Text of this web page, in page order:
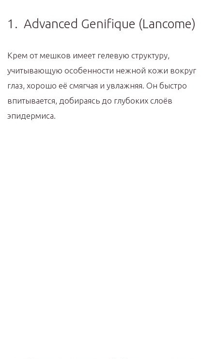
1. Advanced Genifique (Lancome)
Крем от мешков имеет гелевую структуру,
учитывающую особенности нежной кожи вокруг
глаз, хорошо её смягчая и увлажняя. Он быстро
впитывается, добираясь до глубоких слоёв
эпидермиса.